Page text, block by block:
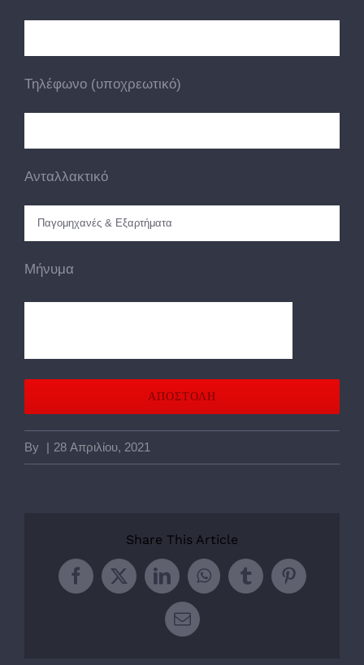
Τηλέφωνο (υποχρεωτικό)
Ανταλλακτικό
Μήνυμα
By | 28 Απριλίου, 2021
Share This Article
FacebookTwitterLinkedInWhatsApp
TumblrPinterest
Email